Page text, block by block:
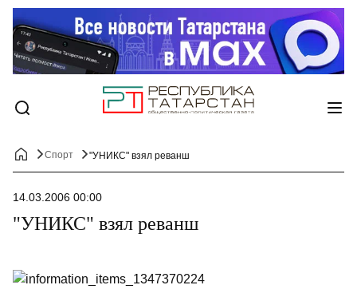
Спорт "УНИКС" взял реванш
14.03.2006 00:00
"УНИКС" взял реванш